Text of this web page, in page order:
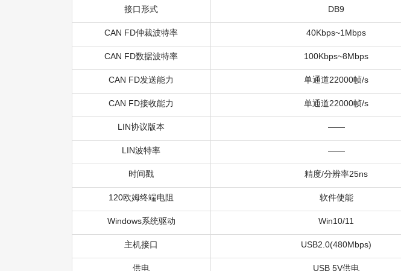
接口形式 DB9
CAN FD仲裁波特率 40Kbps~1Mbps
CAN FD数据波特率 100Kbps~8Mbps
CAN FD发送能力 单通道22000帧/s
CAN FD接收能力 单通道22000帧/s
LIN协议版本 ——
LIN波特率 ——
时间戳 精度/分辨率25ns
120欧姆终端电阻 软件使能
Windows系统驱动 Win10/11
主机接口 USB2.0(480Mbps)
供电 USB 5V供电